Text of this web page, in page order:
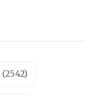
(2542)